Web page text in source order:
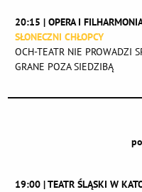
20:15 | OPERA I
SŁONECZNI CHŁOPCY
OCH-TEATR NIE PROWADZI
GRANE POZA SIEDZIBĄ
19:00 | TEATR ŚLĄSKI W